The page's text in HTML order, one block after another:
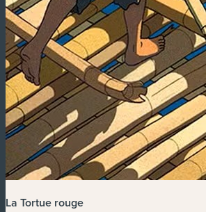
La Tortue rouge